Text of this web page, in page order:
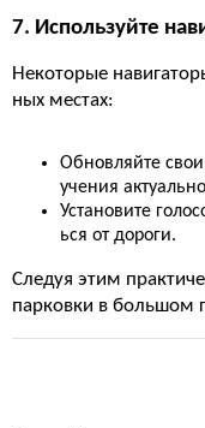
7. Используйте
Некоторые
ных местах:
Обновляйте
учения
Установите
ься от дороги.
Следуя этим
парковки в большом